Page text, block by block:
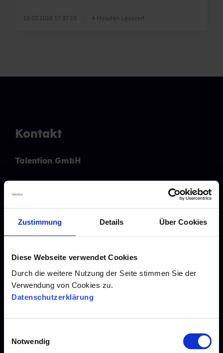
Zustimmung Details Über Cookies
Diese Webseite verwendet Cookies
Durch die weitere Nutzung der Seite stimmen Sie der
Verwendung von Cookies zu.
Datenschutzerklärung
Notwendig
10.07.2018 17:37:05 4 Minuten Lesezeit
Kontakt
Talention GmbH
Mail: info@talention.com
Recruiting Features
Karriere
Blogarchiv